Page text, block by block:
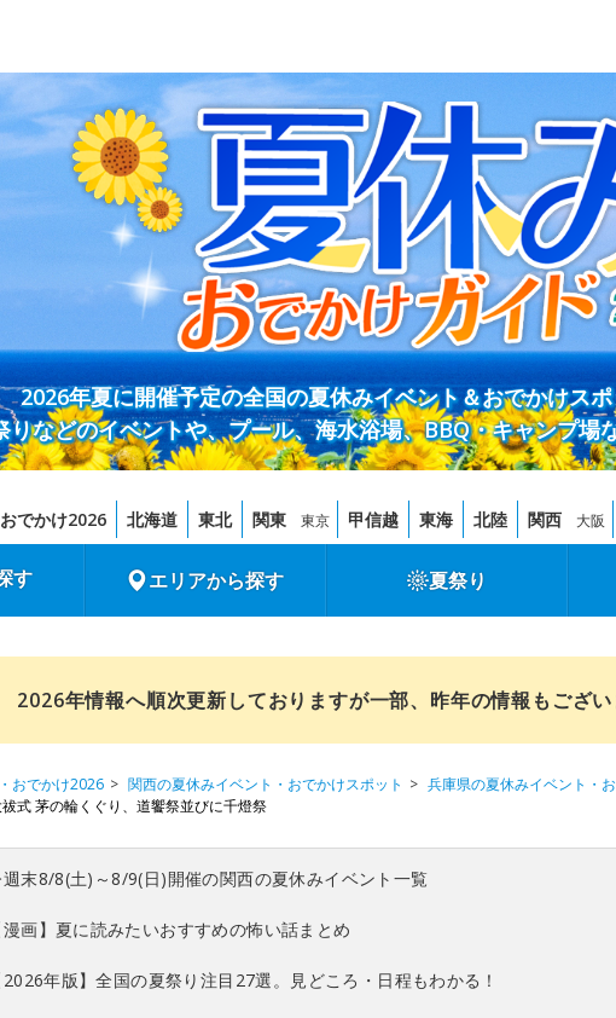
2026年夏に開催予定の全国の夏休みイベント＆おでかけス
りなどのイベントや、プール、海水浴場、BBQ・キャンプ場
でかけ2026 北海道 東北 関東 東京 甲信越 東海 北陸 関西 大阪
す エリアから探す 夏祭り
2026年情報へ順次更新しておりますが一部、昨年の情報もござい
おでかけ2026 関西の夏休みイベント・おでかけスポット 兵庫県の夏休みイベント・
式 茅の輪くぐり、道饗祭並びに千燈祭
末8/8(土)～8/9(日)開催の関西の夏休みイベント一覧
漫画】夏に読みたいおすすめの怖い話まとめ
2026年版】全国の夏祭り注目27選。見どころ・日程もわかる！